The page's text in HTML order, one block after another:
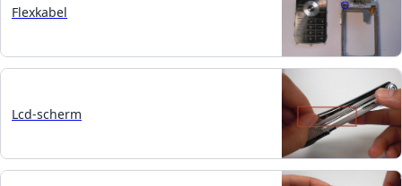
Flexkabel
Lcd-scherm